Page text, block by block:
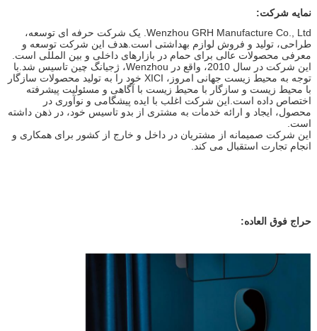
نمایه شرکت:
Wenzhou GRH Manufacture Co., Ltd. یک شرکت حرفه ای توسعه،
طراحی، تولید و فروش لوازم بهداشتی است.هدف این شرکت توسعه و
معرفی محصولات عالی برای حمام در بازارهای داخلی و بین المللی است.
این شرکت در سال 2010، واقع در Wenzhou، ژجیانگ چین تاسیس شد.با
توجه به محیط زیست جهانی امروز، XICI خود را به تولید محصولات سازگار
با محیط زیست و سازگار با محیط زیست با آگاهی و مسئولیت پیشرفته
اختصاص داده است.این شرکت اغلب با ایده پیشگامی و نوآوری در
محصول، ایجاد و ارائه خدمات به مشتری از بدو تاسیس خود، در ذهن داشته
است.
این شرکت صمیمانه از مشتریان در داخل و خارج از کشور برای همکاری و
انجام تجارت استقبال می کند.
حراج فوق العاده: